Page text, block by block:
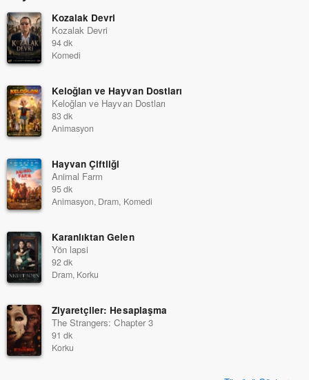
Kozalak Devri
Kozalak Devri
94 dk
Komedi
Keloğlan ve Hayvan Dostları
Keloğlan ve Hayvan Dostları
83 dk
Animasyon
Hayvan Çiftliği
Animal Farm
95 dk
Animasyon, Dram, Komedi
Karanlıktan Gelen
Yön lapsi
92 dk
Dram, Korku
Ziyaretçiler: Hesaplaşma
The Strangers: Chapter 3
91 dk
Korku